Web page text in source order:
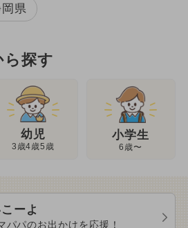
県
ら探す
幼児
3歳4歳5歳
小学生
6歳〜
ーよ
パパのお出かけを応援！